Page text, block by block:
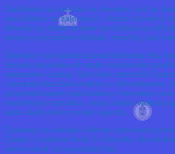
Žalobkyňa sa obrátila na obvodný súd so
manželstva so žalovaným. Keďže obvodný
dôvody na ďalšie trvanie manželstva a
strany s rozvodom súhlasili, obovdný súd
Obvodný súd taktiež priznal kráľovský titul
získala nezávisle od svojho manželstva
ustanovení ústavy. Súd však odporúčil
vojvodský titul žalovanému s odôvodnením,
prostredníctvom manželstva s Henrietou
manželstvo rozvádza, nemá Sväťo
súdu ďalší nárok na titul vojvodu.
Žalovaný sa odvolal v lehote stanovenej
Žiadal o zrušenie bodu 3 rozsudku
nemá nárok na vojvodský titul.